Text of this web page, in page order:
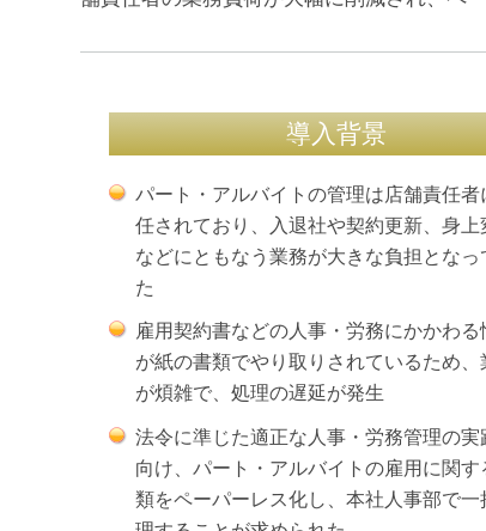
導入背景
パート・アルバイトの管理は店舗責任者
任されており、入退社や契約更新、身上
などにともなう業務が大きな負担となっ
た
雇用契約書などの人事・労務にかかわる
が紙の書類でやり取りされているため、
が煩雑で、処理の遅延が発生
法令に準じた適正な人事・労務管理の実
向け、パート・アルバイトの雇用に関す
類をペーパーレス化し、本社人事部で一